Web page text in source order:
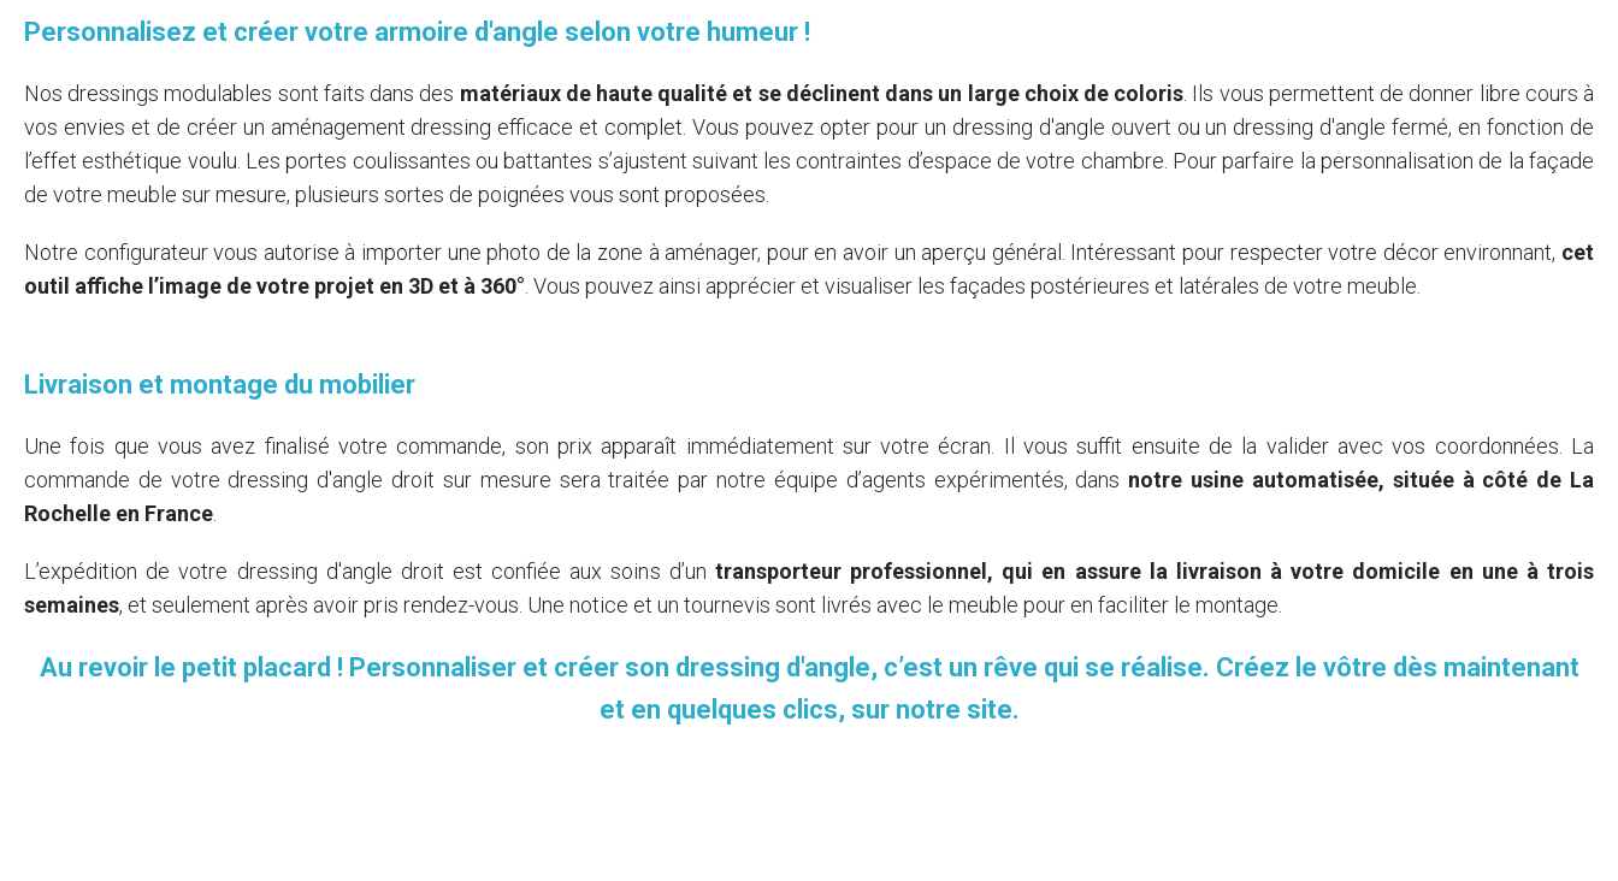
Personnalisez et créer votre armoire d'angle selon votre humeur !
Nos dressings modulables sont faits dans des matériaux de haute qualité et se déclinent dans un large choix de coloris . Ils vous permettent de donner libre cours à
vos envies et de créer un aménagement dressing efficace et complet. Vous pouvez opter pour un dressing d'angle ouvert ou un dressing d'angle fermé, en fonction de
l’effet esthétique voulu. Les portes coulissantes ou battantes s’ajustent suivant les contraintes d’espace de votre chambre. Pour parfaire la personnalisation de la façade
de votre meuble sur mesure, plusieurs sortes de poignées vous sont proposées.
Notre configurateur vous autorise à importer une photo de la zone à aménager, pour en avoir un aperçu général. Intéressant pour respecter votre décor environnant, cet
outil affiche l’image de votre projet en 3D et à 360° . Vous pouvez ainsi apprécier et visualiser les façades postérieures et latérales de votre meuble.
Livraison et montage du mobilier
Une fois que vous avez finalisé votre commande, son prix apparaît immédiatement sur votre écran. Il vous suffit ensuite de la valider avec vos coordonnées. La
commande de votre dressing d'angle droit sur mesure sera traitée par notre équipe d’agents expérimentés, dans notre usine automatisée, située à côté de La
Rochelle en France
L’expédition de votre dressing d'angle droit est confiée aux soins d’un transporteur professionnel, qui en assure la livraison à votre domicile en une à trois
semaines, et seulement après avoir pris rendez-vous. Une notice et un tournevis sont livrés avec le meuble pour en faciliter le montage.
Au revoir le petit placard ! Personnaliser et créer son dressing d'angle, c’est un rêve qui se réalise. Créez le vôtre dès maintenant
et en quelques clics, sur notre site.